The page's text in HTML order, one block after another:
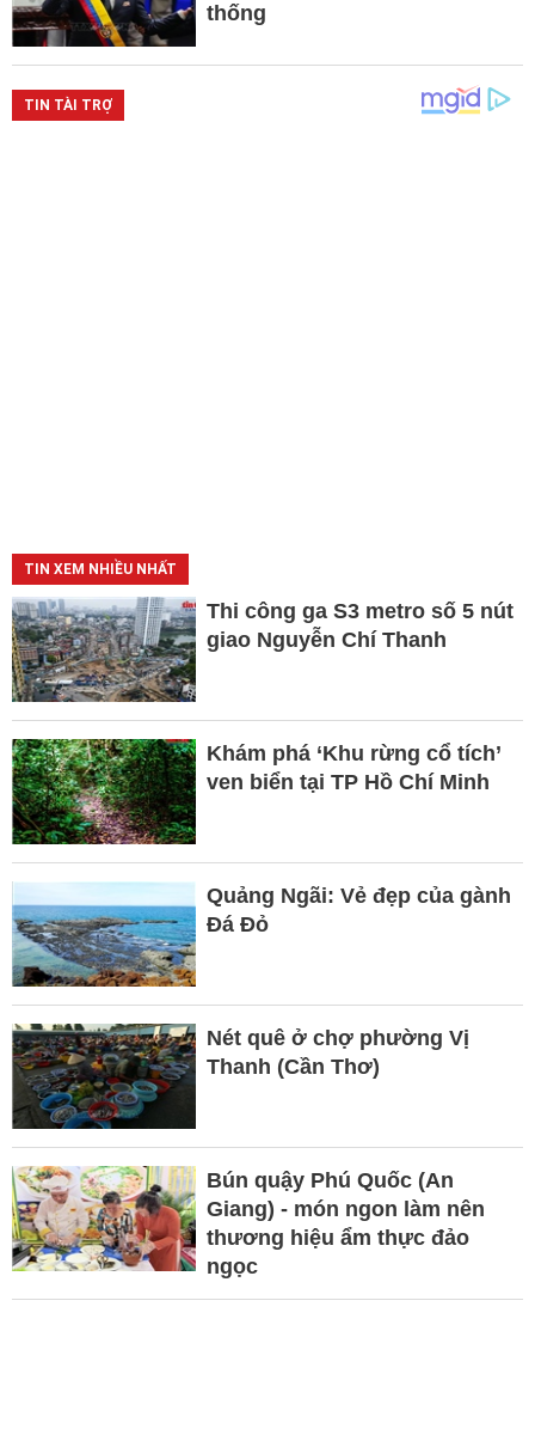
thống
TIN XEM NHIỀU NHẤT
Thi công ga S3 metro số 5 nút
giao Nguyễn Chí Thanh
Khám phá ‘Khu rừng cổ tích’
ven biển tại TP Hồ Chí Minh
Quảng Ngãi: Vẻ đẹp của gành
Đá Đỏ
Nét quê ở chợ phường Vị
Thanh (Cần Thơ)
Bún quậy Phú Quốc (An
Giang) - món ngon làm nên
thương hiệu ẩm thực đảo
ngọc